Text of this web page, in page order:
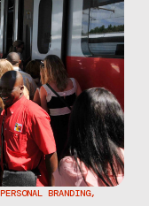
PERSONAL BRANDING,